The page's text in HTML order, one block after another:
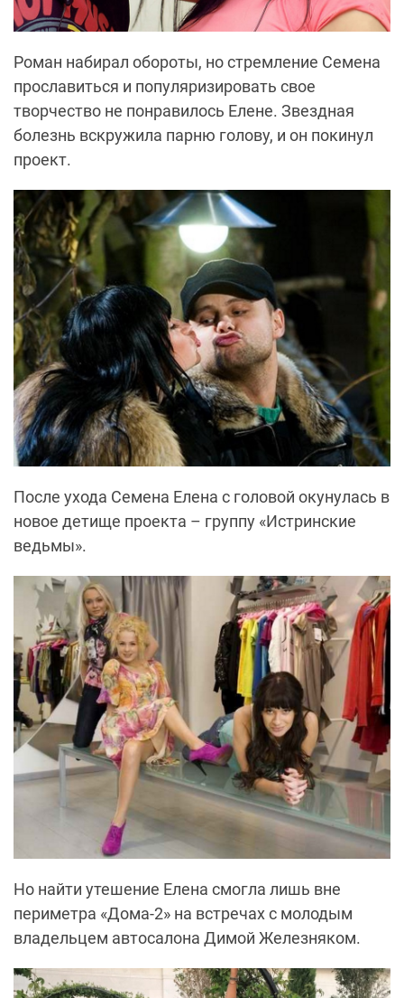
Роман набирал обороты, но стремление Семена
прославиться и популяризировать свое
творчество не понравилось Елене. Звездная
болезнь вскружила парню голову, и он покинул
проект.
После ухода Семена Елена с головой окунулась в
новое детище проекта – группу «Истринские
ведьмы».
Но найти утешение Елена смогла лишь вне
периметра «Дома-2» на встречах с молодым
владельцем автосалона Димой Железняком.